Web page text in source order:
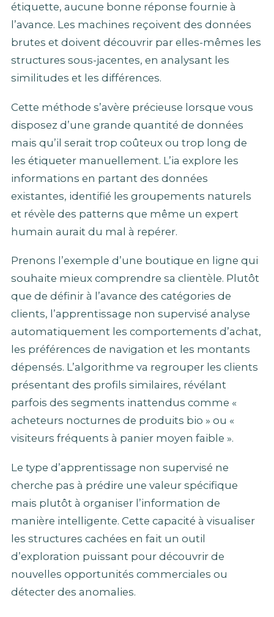
étiquette, aucune bonne réponse fournie à
l’avance. Les machines reçoivent des données
brutes et doivent découvrir par elles-mêmes les
structures sous-jacentes, en analysant les
similitudes et les différences.
Cette méthode s’avère précieuse lorsque vous
disposez d’une grande quantité de données
mais qu’il serait trop coûteux ou trop long de
les étiqueter manuellement. L’ia explore les
informations en partant des données
existantes, identifié les groupements naturels
et révèle des patterns que même un expert
humain aurait du mal à repérer.
Prenons l’exemple d’une boutique en ligne qui
souhaite mieux comprendre sa clientèle. Plutôt
que de définir à l’avance des catégories de
clients, l’apprentissage non supervisé analyse
automatiquement les comportements d’achat,
les préférences de navigation et les montants
dépensés. L’algorithme va regrouper les clients
présentant des profils similaires, révélant
parfois des segments inattendus comme «
acheteurs nocturnes de produits bio » ou «
visiteurs fréquents à panier moyen faible ».
Le type d’apprentissage non supervisé ne
cherche pas à prédire une valeur spécifique
mais plutôt à organiser l’information de
manière intelligente. Cette capacité à visualiser
les structures cachées en fait un outil
d’exploration puissant pour découvrir de
nouvelles opportunités commerciales ou
détecter des anomalies.